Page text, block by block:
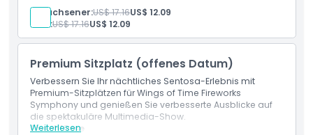
Geschäftsbedingungen
Stornierungsbedingungen
Feuerwerks-Symphonie
Gültig für entweder die 19:40 Uhr oder 20:40 Uhr
Vorstellung
Offen datiertes Ticket mit Flexibilität
Zugang zur Feuerwerks-, Laser-, Wasser- und Musik-
Show
Erwachsener:US$ 17.16US$ 12.09
Kind:US$ 17.16US$ 12.09
Premium Sitzplatz (offenes Datum)
Verbessern Sie Ihr nächtliches Sentosa-Erlebnis mit
Premium-Sitzplätzen für Wings of Time Fireworks
Symphony und genießen Sie verbesserte Ausblicke auf
die spektakuläre Multimedia-Show.
Weiterlesen
Einschlüsse